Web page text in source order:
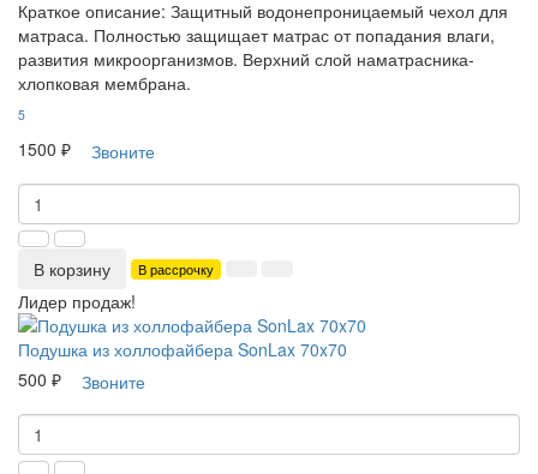
Краткое описание: Защитный водонепроницаемый чехол для
матраса. Полностью защищает матрас от попадания влаги,
развития микроорганизмов. Верхний слой наматрасника-
хлопковая мембрана.
5
1500 ₽ Звоните
В корзину В рассрочку
Лидер продаж!
Подушка из холлофайбера SonLax 70x70
500 ₽
Звоните